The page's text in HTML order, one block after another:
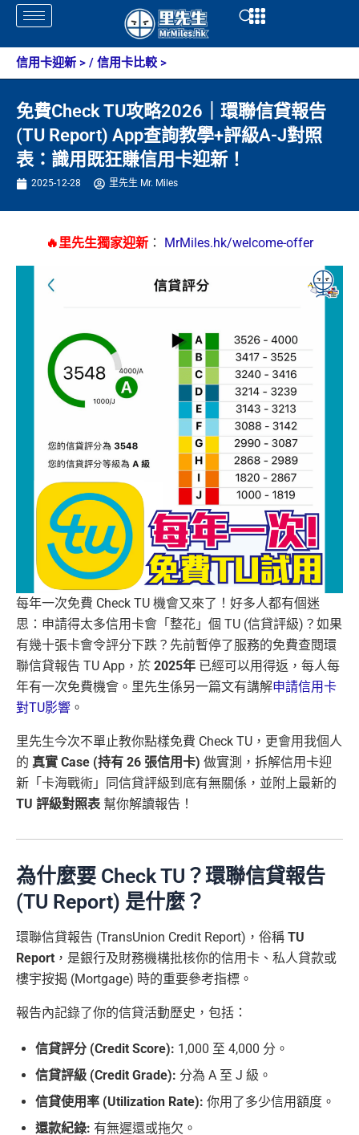
Skip
content
Open
信用卡迎新 > / 信用卡比較 >
免費Check TU攻略2026｜環聯信貸報告
(TU Report) App查詢教學+評級A-J對照
表：識用既狂賺信用卡迎新！
2025-12-28 里先生 Mr. Miles
🔥里先生獨家迎新 ： MrMiles.hk/welcome-offer
每年一次免費 Check TU 機會又來了！好多人都有個迷
思：申請得太多信用卡會「整花」個 TU (信貸評級)？如果
有幾十張卡會令評分下跌？先前暫停了服務的免費查閱環
聯信貸報告 TU App，於 2025年 已經可以用得返，每人每
年有一次免費機會。里先生係另一篇文有講解申請信用卡
對TU影響 。
里先生今次不單止教你點樣免費 Check TU，更會用我個人
的 真實 Case (持有 26 張信用卡) 做實測，拆解信用卡迎
新「卡海戰術」同信貸評級到底有無關係，並附上最新的
TU 評級對照表幫你解讀報告！
為什麼要 Check TU？環聯信貸報告
(TU Report) 是什麼？
環聯信貸報告 (TransUnion Credit Report)，俗稱 TU
Report ，是銀行及財務機構批核你的信用卡、私人貸款或
樓宇按揭 (Mortgage) 時的重要參考指標。
報告內記錄了你的信貸活動歷史，包括：
信貸評分 (Credit Score): 1,000 至 4,000 分。
信貸評級 (Credit Grade): 分為 A 至 J 級。
信貸使用率 (Utilization Rate): 你用了多少信用額度。
還款紀錄: 有無遲還或拖欠。